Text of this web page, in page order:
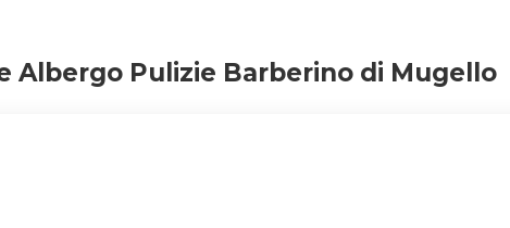
Albergo Pulizie Barberino di Mugello